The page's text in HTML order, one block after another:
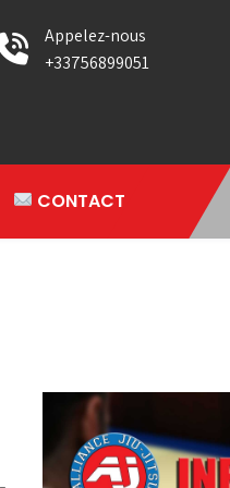
Appelez-nous
+33756899051
CONTACT